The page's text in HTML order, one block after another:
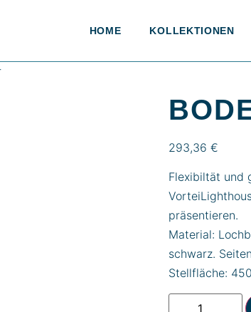
HOME KOLLEKTIONEN
293,36 €
Flexibiltät und
präsentieren.
Material:
schwarz.
Stellfläche: